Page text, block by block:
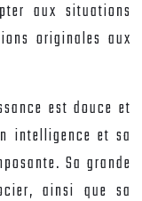
aux situations
originales aux
est douce et
intelligence et sa
Sa grande
ainsi que sa